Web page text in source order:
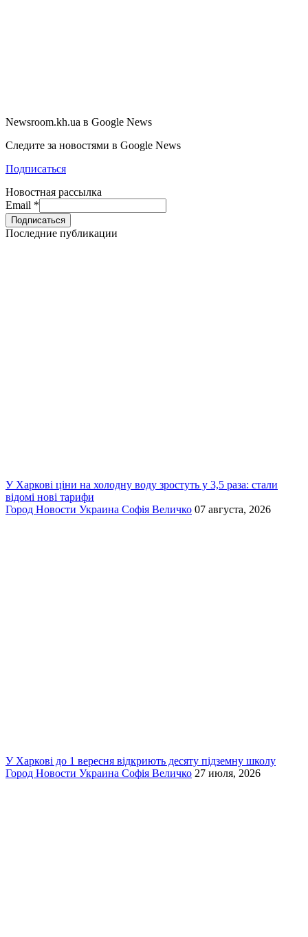
Newsroom.kh.ua в Google News
Следите за новостями в Google News
Подписаться
Новостная рассылка
Email *
Последние публикации
У Харкові ціни на холодну воду зростуть у 3,5 раза: стали
відомі нові тарифи
Город Новости Украина Софія Величко 07 августа, 2026
У Харкові до 1 вересня відкриють десяту підземну школу
Город Новости Украина Софія Величко 27 июля, 2026